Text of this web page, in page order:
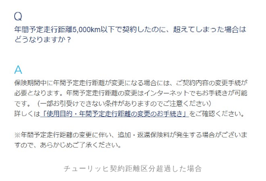
チューリッヒ契約距離区分超過した場合